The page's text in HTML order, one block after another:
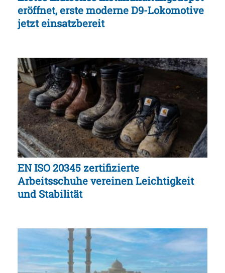
eröffnet, erste moderne D9-Lokomotive
jetzt einsatzbereit
EN ISO 20345 zertifizierte
Arbeitsschuhe vereinen Leichtigkeit
und Stabilität